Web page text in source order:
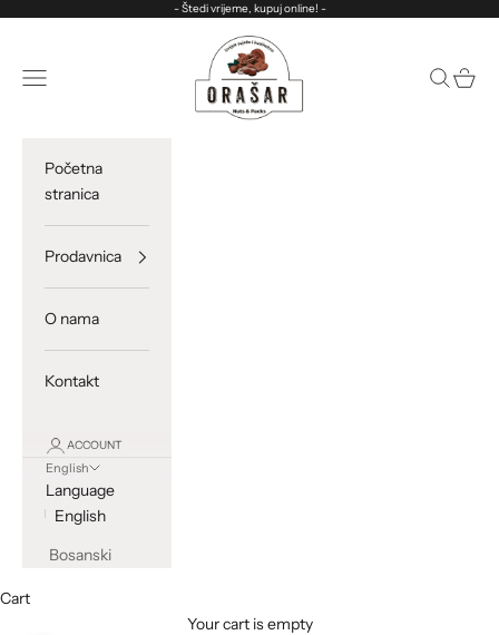
- Štedi vrijeme, kupuj online! -
ORASAR
Open navigation menu
OpenOpen
Početna
stranica
Prodavnica
O nama
Kontakt
ACCOUNT
English
Language
English
Bosanski
Cart
Your cart is empty